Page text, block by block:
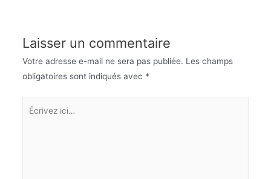
Laisser un commentaire
Votre adresse e-mail ne sera pas publiée. Les champs
obligatoires sont indiqués avec *